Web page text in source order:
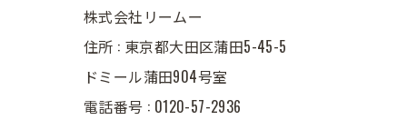
株式会社リームー
住所 : 東京都大田区蒲田5-45-5
ドミール蒲田904号室
電話番号 : 0120-57-2936